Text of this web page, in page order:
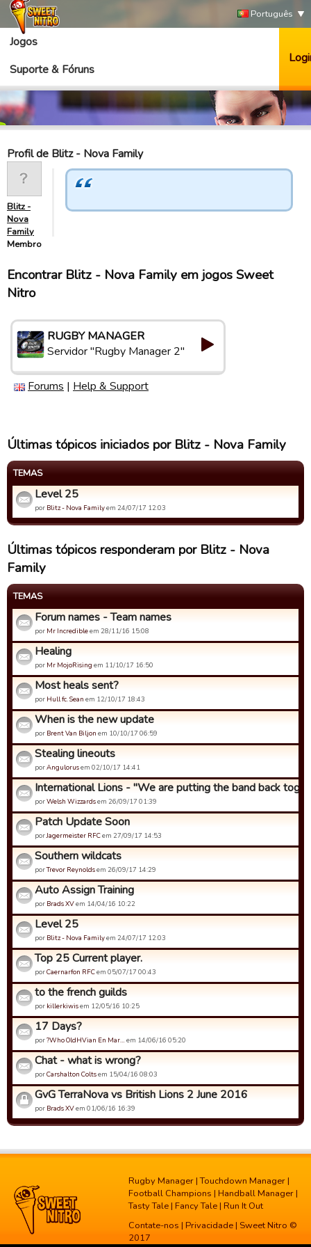
Português
Jogos
Suporte & Fóruns
Profil de Blitz - Nova Family
Blitz -
Nova
Family
Membro
Encontrar Blitz - Nova Family em jogos Sweet
Nitro
RUGBY MANAGER
Servidor "Rugby Manager 2"
Forums | Help & Support
Últimas tópicos iniciados por Blitz - Nova Family
TEMAS
Level 25
por Blitz - Nova Familyem 24/07/17 12:03
Últimas tópicos responderam por Blitz - Nova
Family
TEMAS
Forum names - Team names
por Mr Incredibleem 28/11/16 15:08
Healing
por Mr MojoRising em 11/10/17 16:50
Most heals sent?
por Hull fc. Sean em 12/10/17 18:43
When is the new update
por Brent Van Biljon em 10/10/17 06:59
Stealing lineouts
porAngulorusem 02/10/17 14:41
International Lions - "We are putting the band back
porWelsh Wizzardsem 26/09/17 01:39
Patch Update Soon
porJagermeister RFCem 27/09/17 14:53
Southern wildcats
porTrevor Reynoldsem 26/09/17 14:29
Auto Assign Training
por Brads XVem 14/04/16 10:22
Level 25
por Blitz - Nova Familyem 24/07/17 12:03
Top 25 Current player.
porCaernarfon RFCem 05/07/17 00:43
to the french guilds
por killerkiwisem 12/05/16 10:25
17 Days?
por?Who OldHVian En Mar… em 14/06/16 05:20
Chat - what is wrong?
porCarshalton Coltsem 15/04/16 08:03
GvG TerraNova vs British Lions 2 June 2016
por Brads XVem 01/06/16 16:39
Rugby Manager |Touchdown Manager |
Football Champions | Handball Manager |
Tasty Tale | Fancy Tale | Run It Out
Contate-nos | Privacidade | Sweet Nitro ©
2017